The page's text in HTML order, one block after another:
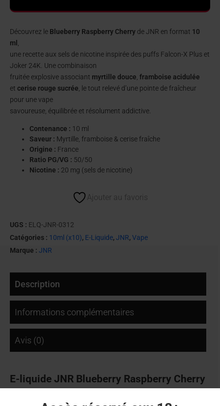
Découvrez le Blueberry Raspberry Cherry de JNR en format 10
ml
une recette aux sels de nicotine inspirée des puffs Falcon-X Plus et
Joker 24K. Une combinaison
fruitée explosive associant myrtille douce framboise acidulée
et cerise rouge sucrée , le tout relevé d’une pointe de fraîcheur
pour une vape
savoureuse, équilibrée et résolument addictive.
Contenance : 10 ml
Saveur : Myrtille, framboise & cerise fraîche
Origine : France
Ratio PG/VG : 50/50
Nicotine : 20 mg (sels de nicotine)
Ajouter au favoris
UGS : ELQ-JNR-0312
Catégories : 10ml (x10), E-Liquide,JNR,Vape
Marque : JNR
Description
Informations complémentaires
Avis (0)
E-liquide JNR Blueberry Raspberry Cherry